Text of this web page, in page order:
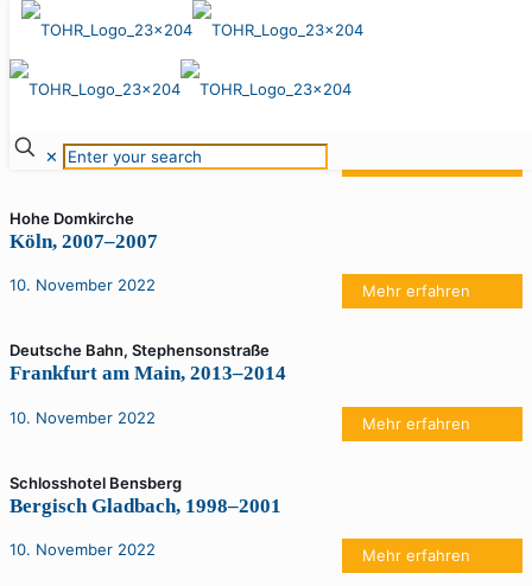
✕
10. November 2022
Rheinauhafen, Vivacon
10. November 2022
Hohe Domkirche
Köln, 2007–2007
Mehr erfahren
10. November 2022
Deutsche Bahn, Stephensonstraße
Frankfurt am Main, 2013–2014
Mehr erfahren
10. November 2022
Schlosshotel Bensberg
Bergisch Gladbach, 1998–2001
Mehr erfahren
10. November 2022